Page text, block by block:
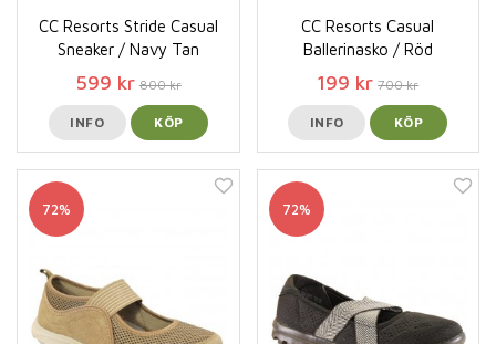
CC Resorts Stride Casual
Sneaker / Navy Tan
599 kr 800 kr
INFO KÖP
CC Resorts Casual
Ballerinasko / Röd
199 kr 700 kr
INFO KÖP
72% 72%